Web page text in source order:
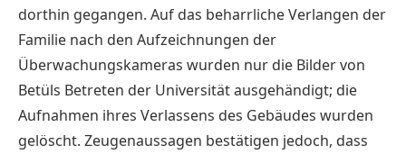
dorthin gegangen. Auf das beharrliche Verlangen der
Familie nach den Aufzeichnungen der
Überwachungskameras wurden nur die Bilder von
Betüls Betreten der Universität ausgehändigt; die
Aufnahmen ihres Verlassens des Gebäudes wurden
gelöscht. Zeugenaussagen bestätigen jedoch, dass